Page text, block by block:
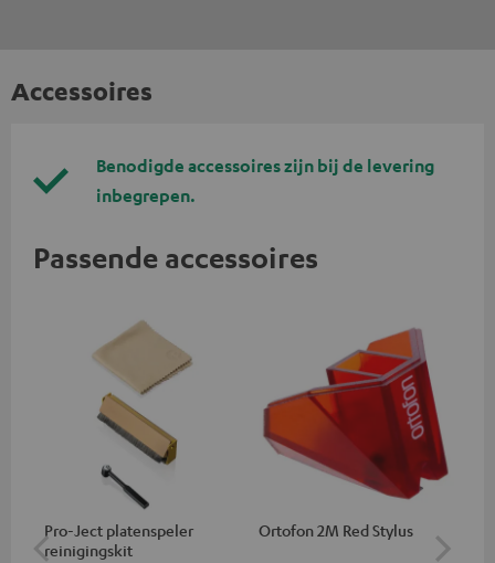
Accessoires
Benodigde accessoires zijn bij de levering
inbegrepen.
Passende accessoires
Pro-Ject platenspeler
reinigingskit
Ortofon 2M Red Stylus